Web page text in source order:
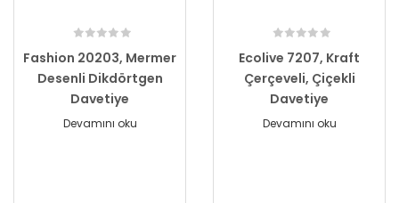
Fashion 20203, Mermer
Desenli Dikdörtgen
Davetiye
Devamını oku
Ecolive 7207, Kraft
Çerçeveli, Çiçekli
Davetiye
Devamını oku